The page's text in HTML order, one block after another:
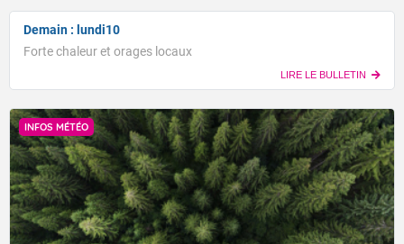
Demain : lundi10
Forte chaleur et orages locaux
LIRE LE BULLETIN
INFOS MÉTÉO